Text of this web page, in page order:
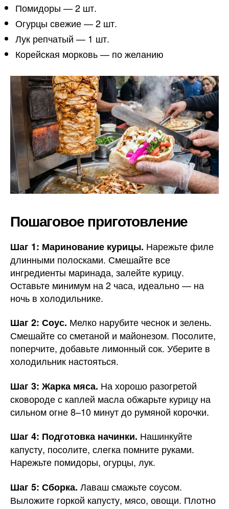
Помидоры — 2 шт.
Огурцы свежие — 2 шт.
Лук репчатый — 1 шт.
Корейская морковь — по желанию
Пошаговое приготовление
Шаг 1: Маринование курицы. Нарежьте филе
длинными полосками. Смешайте все
ингредиенты маринада, залейте курицу.
Оставьте минимум на 2 часа, идеально — на
ночь в холодильнике.
Шаг 2: Соус. Мелко нарубите чеснок и зелень.
Смешайте со сметаной и майонезом. Посолите,
поперчите, добавьте лимонный сок. Уберите в
холодильник настояться.
Шаг 3: Жарка мяса. На хорошо разогретой
сковороде с каплей масла обжарьте курицу на
сильном огне 8–10 минут до румяной корочки.
Шаг 4: Подготовка начинки. Нашинкуйте
капусту, посолите, слегка помните руками.
Нарежьте помидоры, огурцы, лук.
Шаг 5: Сборка. Лаваш смажьте соусом.
Выложите горкой капусту, мясо, овощи. Плотно